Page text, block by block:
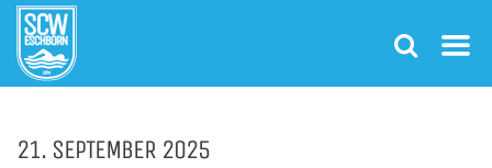
21. SEPTEMBER 2025